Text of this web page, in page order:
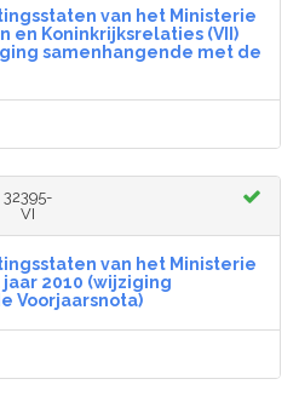
van het Ministerie
en Koninkrijksrelaties (VII)
samenhangende met de
32395-
VI
van het Ministerie
2010 (wijziging
Voorjaarsnota)